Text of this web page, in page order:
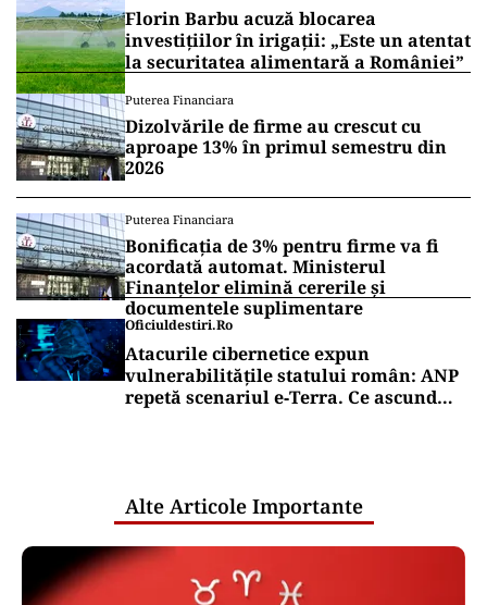
Florin Barbu acuză blocarea
investițiilor în irigații: „Este un atentat
la securitatea alimentară a României”
Puterea Financiara
Dizolvările de firme au crescut cu
aproape 13% în primul semestru din
2026
Puterea Financiara
Bonificația de 3% pentru firme va fi
acordată automat. Ministerul
Finanțelor elimină cererile și
documentele suplimentare
Oficiuldestiri.ro
Atacurile cibernetice expun
vulnerabilitățile statului român: ANP
repetă scenariul e‑Terra. Ce ascund
Alte Articole Importante